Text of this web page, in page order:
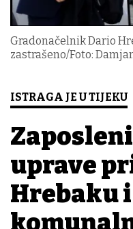
Gradonačelnik Dario
zastrašeno/Foto:
ISTRAGA JE U TIJEKU
uprave
Hrebaku i